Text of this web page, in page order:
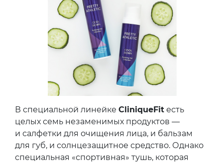
В специальной линейке CliniqueFit есть
целых семь незаменимых продуктов —
и салфетки для очищения лица, и бальзам
для губ, и солнцезащитное средство. Однако
специальная «спортивная» тушь, которая